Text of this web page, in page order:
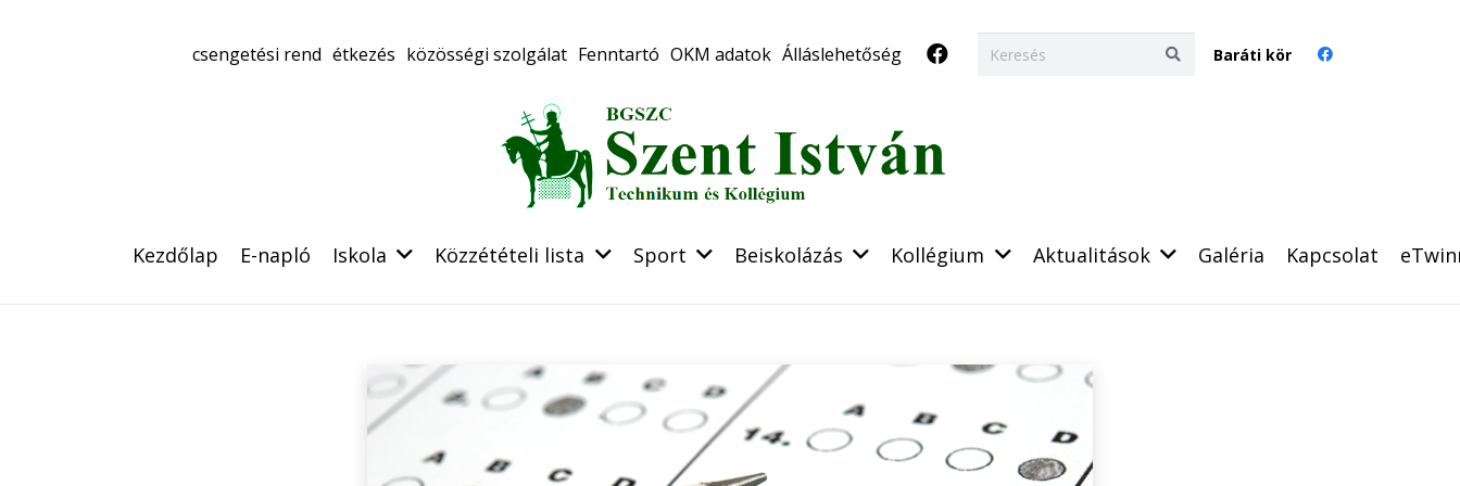
csengetési rend étkezés közösségi szolgálat Fenntartó OKM adatok Álláslehetőség Baráti kör
Kezdőlap E-napló Iskola Közzétételi lista Sport Beiskolázás Kollégium Aktualitások Galéria Kapcsolat